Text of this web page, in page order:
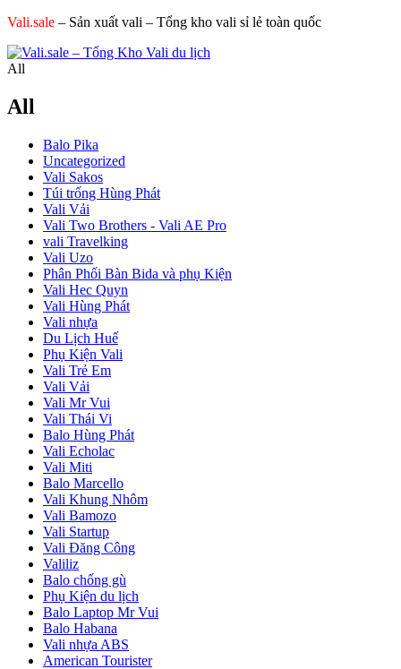
Vali.sale – Sản xuất vali – Tổng kho vali sỉ lẻ toàn quốc
All
All
Balo Pika
Uncategorized
Vali Sakos
Túi trống Hùng Phát
Vali Vải
Vali Two Brothers - Vali AE Pro
vali Travelking
Vali Uzo
Phân Phối Bàn Bida và phụ Kiện
Vali Hec Quyn
Vali Hùng Phát
Vali nhựa
Du Lịch Huế
Phụ Kiện Vali
Vali Trẻ Em
Vali Vải
Vali Mr Vui
Vali Thái Vi
Balo Hùng Phát
Vali Echolac
Vali Miti
Balo Marcello
Vali Khung Nhôm
Vali Bamozo
Vali Startup
Vali Đăng Công
Valiliz
Balo chống gù
Phụ Kiện du lịch
Balo Laptop Mr Vui
Balo Habana
Vali nhựa ABS
American Tourister